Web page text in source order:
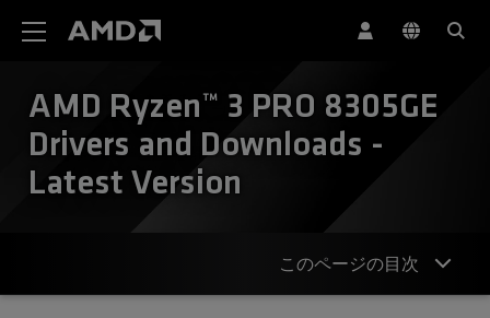
AMD Ryzen™ 3 PRO 8305GE
Drivers and Downloads -
Latest Version
このページの目次